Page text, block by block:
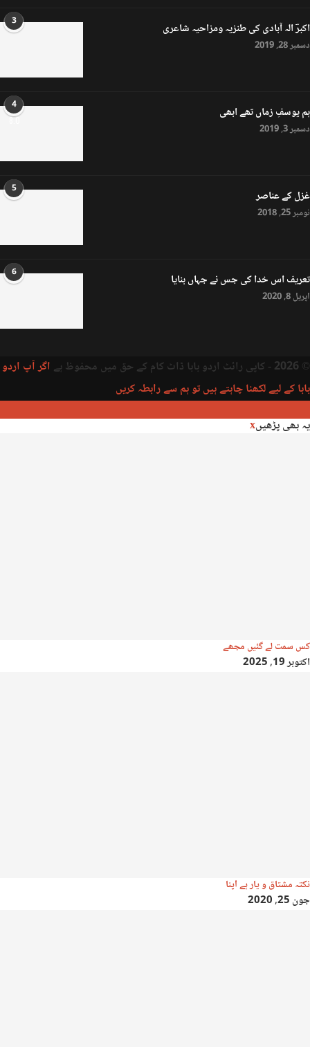
3 اکبرؔ الہ آبادی کی طنزیہ ومزاحیہ شاعری
دسمبر 28, 2019
4
8.0 ہم یوسفِ زماں تھے ابھی
دسمبر 3, 2019
5 غزل کے عناصر
نومبر 25, 2018
6 تعریف اس خدا کی جس نے جہاں بنایا
اپریل 8, 2020
© 2026 - کاپی رائٹ اردو بابا ڈاٹ کام کے حق میں محفوظ ہے
اگر آپ اردو
بابا کے لیے لکھنا چاہتے ہیں تو ہم سے رابطہ کریں
یہ بھی پڑھیںx
کس سمت لے گئیں مجھے
اکتوبر 19, 2025
نکتہ مشتاق و یار ہے اپنا
جون 25, 2020